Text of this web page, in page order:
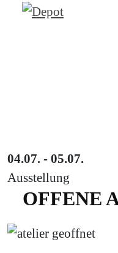
04.07. - 05.07.
Ausstellung
OFFENE